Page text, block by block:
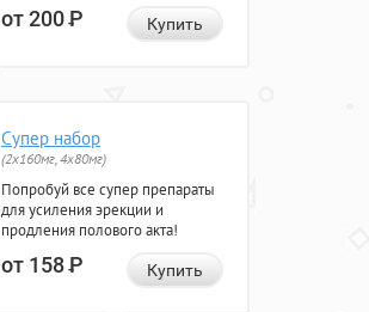
от 200Р Купить
Супер набор
(2х160мг, 4х80мг)
Попробуй все супер препараты
для усиления эрекции и
продления полового акта!
от 158Р Купить